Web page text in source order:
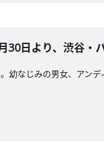
日より、渋谷
なじみの男女、アン